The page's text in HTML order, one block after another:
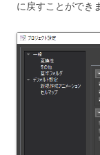
に戻すことができ